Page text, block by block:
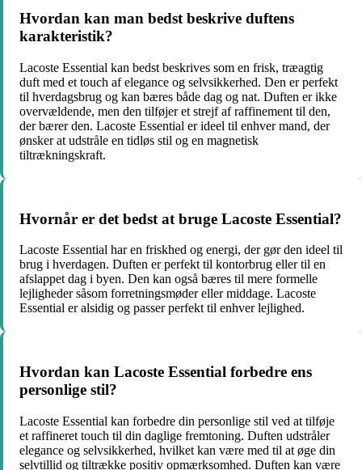
Hvordan kan man bedst beskrive duftens
karakteristik?
Lacoste Essential kan bedst beskrives som en frisk, træagtig
duft med et touch af elegance og selvsikkerhed. Den er perfekt
til hverdagsbrug og kan bæres både dag og nat. Duften er ikke
overvældende, men den tilføjer et strejf af raffinement til den,
der bærer den. Lacoste Essential er ideel til enhver mand, der
ønsker at udstråle en tidløs stil og en magnetisk
tiltrækningskraft.
Hvornår er det bedst at bruge Lacoste Essential?
Lacoste Essential har en friskhed og energi, der gør den ideel til
brug i hverdagen. Duften er perfekt til kontorbrug eller til en
afslappet dag i byen. Den kan også bæres til mere formelle
lejligheder såsom forretningsmøder eller middage. Lacoste
Essential er alsidig og passer perfekt til enhver lejlighed.
Hvordan kan Lacoste Essential forbedre ens
personlige stil?
Lacoste Essential kan forbedre din personlige stil ved at tilføje
et raffineret touch til din daglige fremtoning. Duften udstråler
elegance og selvsikkerhed, hvilket kan være med til at øge din
selvtillid og tiltrække positiv opmærksomhed. Duften kan være